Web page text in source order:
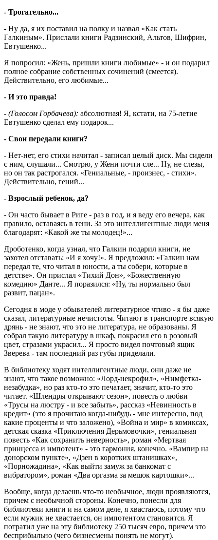
- Трогательно...
- Ну да, я их поставил на полку и назвал «Как стать
Галкиным». Прислали книги Радзинский, Альтов, Шифрин,
Евтушенко...
Я попросил: «Жень, пришли книги любимые» - и он подарил
полное собрание собственных сочинений (смеется).
Действительно, его любимые...
- И это правда!
- (Голосом Горбачева): абсолютная! Я, кстати, на 75-летие
Евтушенко сделал ему подарок...
- Свои передали книги?
- Нет-нет, его стихи начитал - записал целый диск. Мы сидели
с ним, слушали... Смотрю, у Жени почти сле... Ну, не слезы,
но он так растрогался. «Гениальные, - произнес, - стихи».
Действительно, гений...
- Взрослый ребенок, да?
- Он часто бывает в Риге - раз в год, и я веду его вечера, как
правило, оставаясь в тени. За это интеллигентные люди меня
благодарят: «Какой же ты молодец!»...
Дроботенко, когда узнал, что Галкин подарил книги, не
захотел отставать: «И я хочу!». Я предложил: «Галкин нам
передал те, что читал в юности, а ты собери, которые в
детстве». Он прислал «Тихий Дон», «Божественную
комедию» Данте... Я поразился: «Ну, ты нормально был
развит, пацан».
Сегодня в моде у обывателей литературное чтиво - я бы даже
сказал, литературные нечистоты. Читают в транспорте всякую
дрянь - не знают, что это не литература, не образованы. Я
собрал такую литературу в шкаф, покрасил его в розовый
цвет, стразами украсил... Я просто видел почтовый ящик
Зверева - там последний раз губы приделали.
В библиотеку ходят интеллигентные люди, они даже не
знают, что такое возможно: «Лорд-некрофил», «Нимфетка-
незабудка», но раз кто-то это печатает, значит, кто-то это
читает. «Шлендры открывают сезон», повесть о любви
«Трусы на люстру - и все забыть», рассказ «Невинность в
кредит» (это я прочитаю когда-нибудь - мне интересно, под
какие проценты и что заложено), «Война и мир» в комиксах,
детская сказка «Приключения Дерьмовочки», гениальная
повесть «Как сохранить неверность», роман «Мертвая
принцесса и импотент» - это гармония, конечно. «Вампир на
донорском пункте», «Дзен в коротких штанишках»,
«Порножадина», «Как выйти замуж за банкомат с
вибратором», роман «Два оргазма за мешок картошки»...
Вообще, когда делаешь что-то необычное, люди проявляются,
причем с необычной стороны. Конечно, понесли для
библиотеки книги и на самом деле, я хвастаюсь, потому что
если мужик не хвастается, он импотентом становится. Я
потратил уже на эту библиотеку 250 тысяч евро, причем это
бесприбыльно (чего бизнесмены понять не могут).